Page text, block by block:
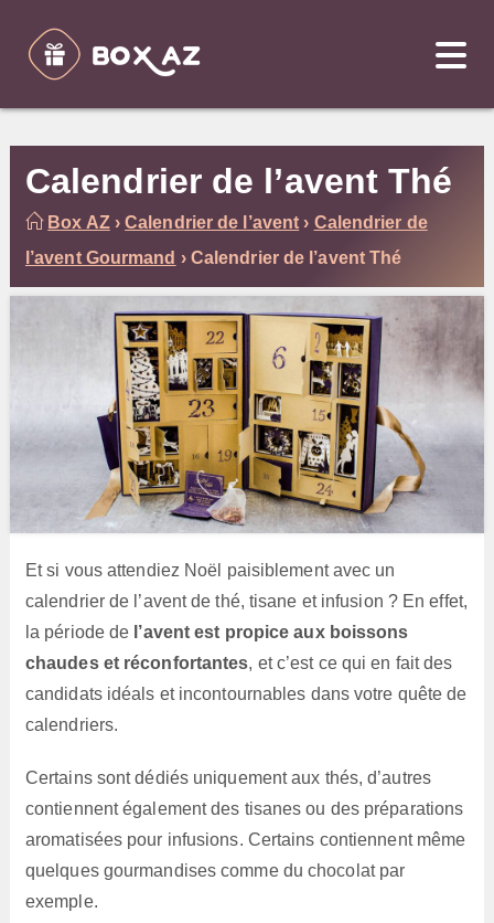
content
Calendrier de l’avent Thé
Box AZ›Calendrier de l’avent › Calendrier de
l’avent Gourmand › Calendrier de l’avent Thé
Et si vous attendiez Noël paisiblement avec un
calendrier de l’avent de thé, tisane et infusion ? En effet,
la période de l’avent est propice aux boissons
chaudes et réconfortantes, et c’est ce qui en fait des
candidats idéals et incontournables dans votre quête de
calendriers.
Certains sont dédiés uniquement aux thés, d’autres
contiennent également des tisanes ou des préparations
aromatisées pour infusions. Certains contiennent même
quelques gourmandises comme du chocolat par
exemple.